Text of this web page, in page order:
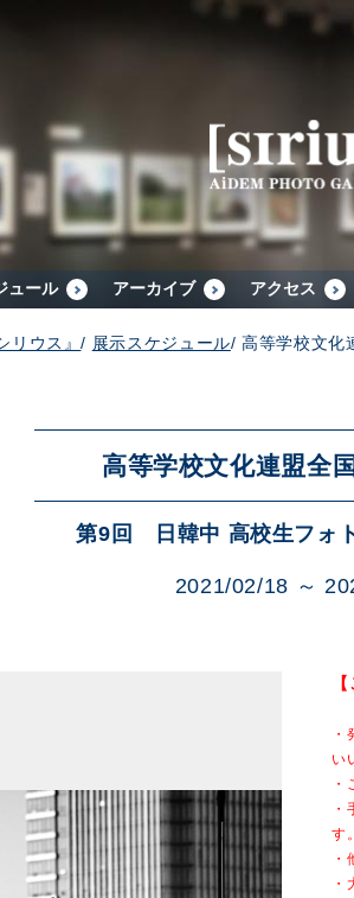
ュール アーカイブ アクセス
リウス』/ 展示スケジュール/高等学校文
高等学校文化連盟全
第9回 日韓中 高校生フォ
2021/02/18 ～
い
す。
展示スケジュール
アーカイブ
ブログ
展示のお申し込み